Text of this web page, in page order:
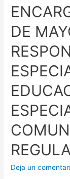
DE
Deja un